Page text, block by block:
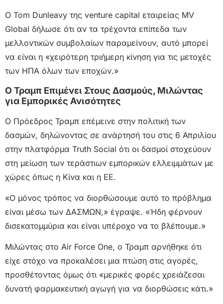
Ο Tom Dunleavy της venture capital εταιρείας MV
Global δήλωσε ότι αν τα τρέχοντα επίπεδα των
μελλοντικών συμβολαίων παραμείνουν, αυτό μπορεί
να είναι η «χειρότερη τριήμερη κίνηση για τις μετοχές
των ΗΠΑ όλων των εποχών.»
Ο Τραμπ Επιμένει Στους Δασμούς, Μιλώντας
για Εμπορικές Ανισότητες
Ο Πρόεδρος Τραμπ επέμεινε στην πολιτική των
δασμών, δηλώνοντας σε ανάρτησή του στις 6 Απριλίου
στην πλατφόρμα Truth Social ότι οι δασμοί στοχεύουν
στη μείωση των τεράστιων εμπορικών ελλειμμάτων με
χώρες όπως η Κίνα και η ΕΕ.
«Ο μόνος τρόπος να διορθώσουμε αυτό το πρόβλημα
είναι μέσω των ΔΑΣΜΩΝ,» έγραψε. «Ήδη φέρνουν
δισεκατομμύρια και είναι υπέροχο να το βλέπουμε.»
Μιλώντας στο Air Force One, ο Τραμπ αρνήθηκε ότι
είχε στόχο να προκαλέσει μια πτώση στις αγορές,
προσθέτοντας όμως ότι «μερικές φορές χρειάζεσαι
δυνατή φαρμακευτική αγωγή για να διορθώσεις κάτι.»